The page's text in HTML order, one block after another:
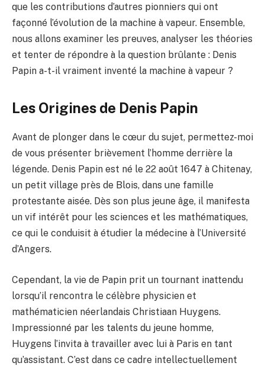
que les contributions d’autres pionniers qui ont
façonné l’évolution de la machine à vapeur. Ensemble,
nous allons examiner les preuves, analyser les théories
et tenter de répondre à la question brûlante : Denis
Papin a-t-il vraiment inventé la machine à vapeur ?
Les Origines de Denis Papin
Avant de plonger dans le cœur du sujet, permettez-moi
de vous présenter brièvement l’homme derrière la
légende. Denis Papin est né le 22 août 1647 à Chitenay,
un petit village près de Blois, dans une famille
protestante aisée. Dès son plus jeune âge, il manifesta
un vif intérêt pour les sciences et les mathématiques,
ce qui le conduisit à étudier la médecine à l’Université
d’Angers.
Cependant, la vie de Papin prit un tournant inattendu
lorsqu’il rencontra le célèbre physicien et
mathématicien néerlandais Christiaan Huygens.
Impressionné par les talents du jeune homme,
Huygens l’invita à travailler avec lui à Paris en tant
qu’assistant. C’est dans ce cadre intellectuellement